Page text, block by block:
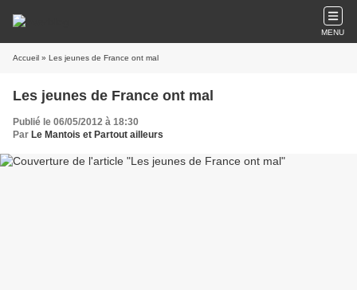
MENU
Accueil » Les jeunes de France ont mal
Les jeunes de France ont mal
Publié le 06/05/2012 à 18:30
Par Le Mantois et Partout ailleurs